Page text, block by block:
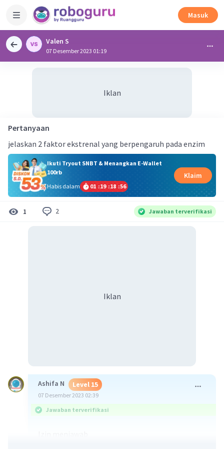
Masuk
Valen S
07 Desember 2023 01:19
Iklan
Pertanyaan
jelaskan 2 faktor ekstrenal yang berpengaruh pada enzim
Ikuti Tryout SNBT & Menangkan E-Wallet
100rb
Habis dalam
01 :19 :18 :55
Klaim
1 2 Jawaban terverifikasi
Iklan
Ashifa N Level 15
07 Desember 2023 02:39
Jawaban terverifikasi